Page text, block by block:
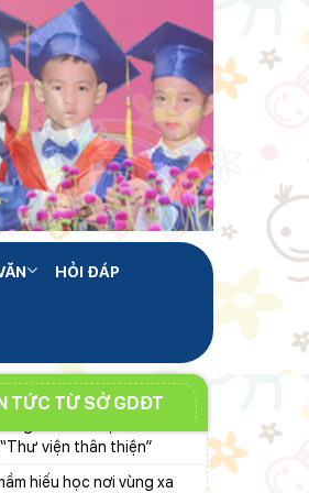
HỎI ĐÁP
TỨC TỪ SỞ GDĐT
chức cơ sở giáo dục công
địa phương
Minh kiểm tra tiến
Trường TH&THCS Xuân
cơ cấu, số lượng và chính
với đội ngũ quản lý, nhân
giáo dục khi sắp xếp cơ
dục công lập
mạnh cải cách hành
với áp dụng ISO
mới
viện thân thiện”
hiếu học nơi vùng xa